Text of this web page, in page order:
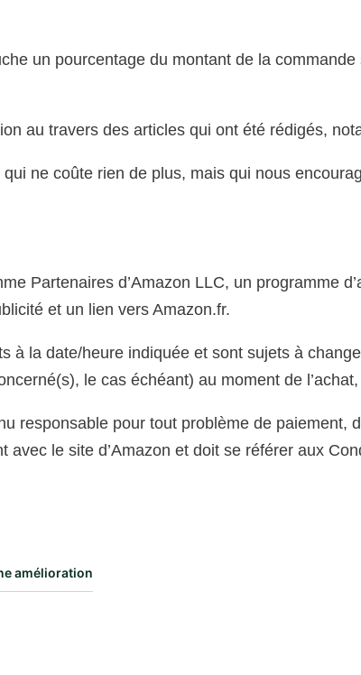
un pourcentage du montant de la
au travers des articles qui ont été rédigés,
ne coûte rien de plus, mais qui nous
Partenaires d’Amazon LLC, un programme
et un lien vers Amazon.fr.
à la date/heure indiquée et sont sujets à
le cas échéant) au moment de
responsable pour tout problème de paiement,
avec le site d’Amazon et doit se référer aux
amélioration